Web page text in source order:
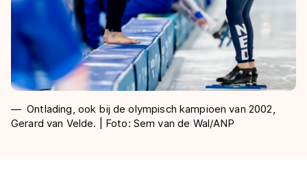
Ontlading, ook bij de olympisch kampioen van 2002,
Gerard van Velde. | Foto: Sem van de Wal/ANP